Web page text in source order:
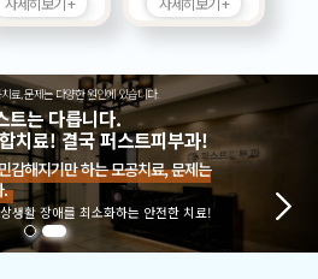
료, 문제는 다양한 원인에 있습니다.
트는 다릅니다.
치료! 결국 퍼스트피부과!
감해지기만 하는 모공치료, 문제는
.
생활 장애를 최소화하는 안전한 치료!